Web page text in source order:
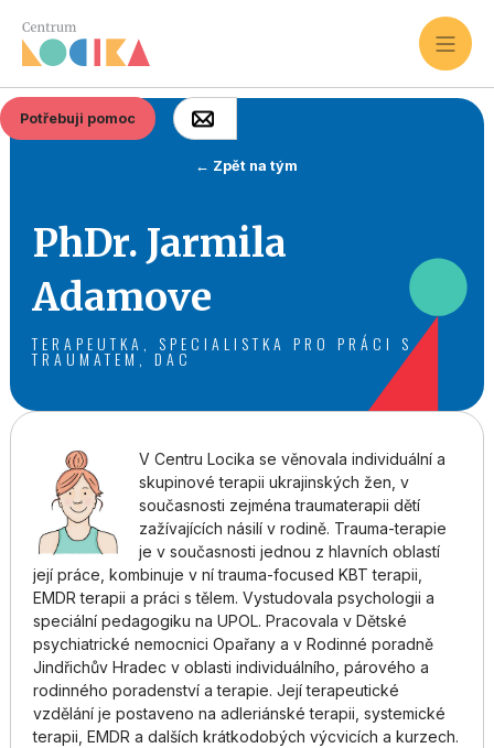
Potřebuji pomoc
← Zpět na tým
PhDr. Jarmila
Adamove
TERAPEUTKA, SPECIALISTKA PRO PRÁCI S
TRAUMATEM, DAC
V Centru Locika se věnovala individuální a
skupinové terapii ukrajinských žen, v
současnosti zejména traumaterapii dětí
zažívajících násilí v rodině. Trauma-terapie
je v současnosti jednou z hlavních oblastí
její práce, kombinuje v ní trauma-focused KBT terapii,
EMDR terapii a práci s tělem. Vystudovala psychologii a
speciální pedagogiku na UPOL. Pracovala v Dětské
psychiatrické nemocnici Opařany a v Rodinné poradně
Jindřichův Hradec v oblasti individuálního, párového a
rodinného poradenství a terapie. Její terapeutické
vzdělání je postaveno na adleriánské terapii, systemické
terapii, EMDR a dalších krátkodobých výcvicích a kurzech.